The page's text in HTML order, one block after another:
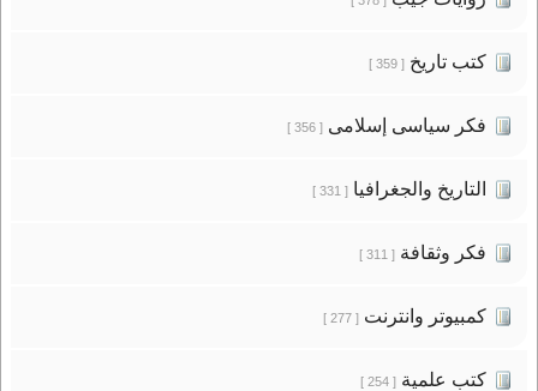
كتب تاريخ[ 359 ]
فكر سياسى إسلامى[ 356 ]
التاريخ والجغرافيا[ 331 ]
فكر وثقافة[ 311 ]
كمبيوتر وانترنت[ 277 ]
كتب علمية[ 254 ]